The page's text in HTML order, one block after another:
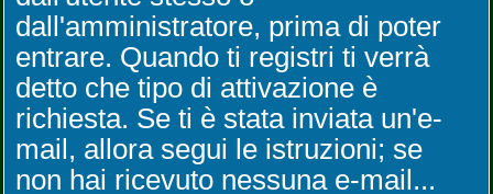
dall'amministratore, prima di poter
entrare. Quando ti registri ti verrà
detto che tipo di attivazione è
richiesta. Se ti è stata inviata un'e-
mail, allora segui le istruzioni; se
non hai ricevuto nessuna e-mail...